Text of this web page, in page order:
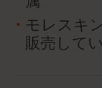
モレスキ
販売して